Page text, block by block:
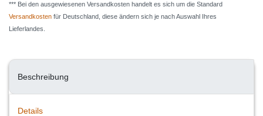
*** Bei den ausgewiesenen Versandkosten handelt es sich um die Standard
Versandkosten für Deutschland, diese ändern sich je nach Auswahl Ihres
Lieferlandes.
Beschreibung
Details